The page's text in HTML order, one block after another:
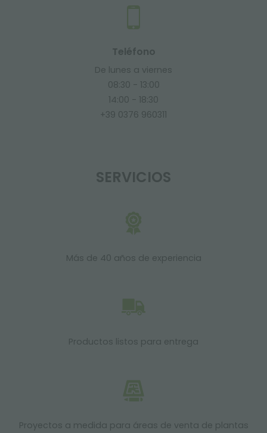
Teléfono
De lunes a viernes
08:30 - 13:00
14:00 - 18:30
+39 0376 960311
SERVICIOS
Más de 40 años de experiencia
Productos listos para entrega
Proyectos a medida para áreas de venta de plantas